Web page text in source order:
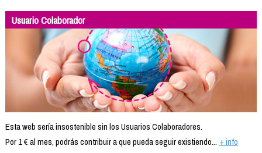
Usuario Colaborador
Esta web sería insostenible sin los Usuarios Colaboradores.
Por 1 € al mes, podrás contribuir a que pueda seguir existiendo... + info